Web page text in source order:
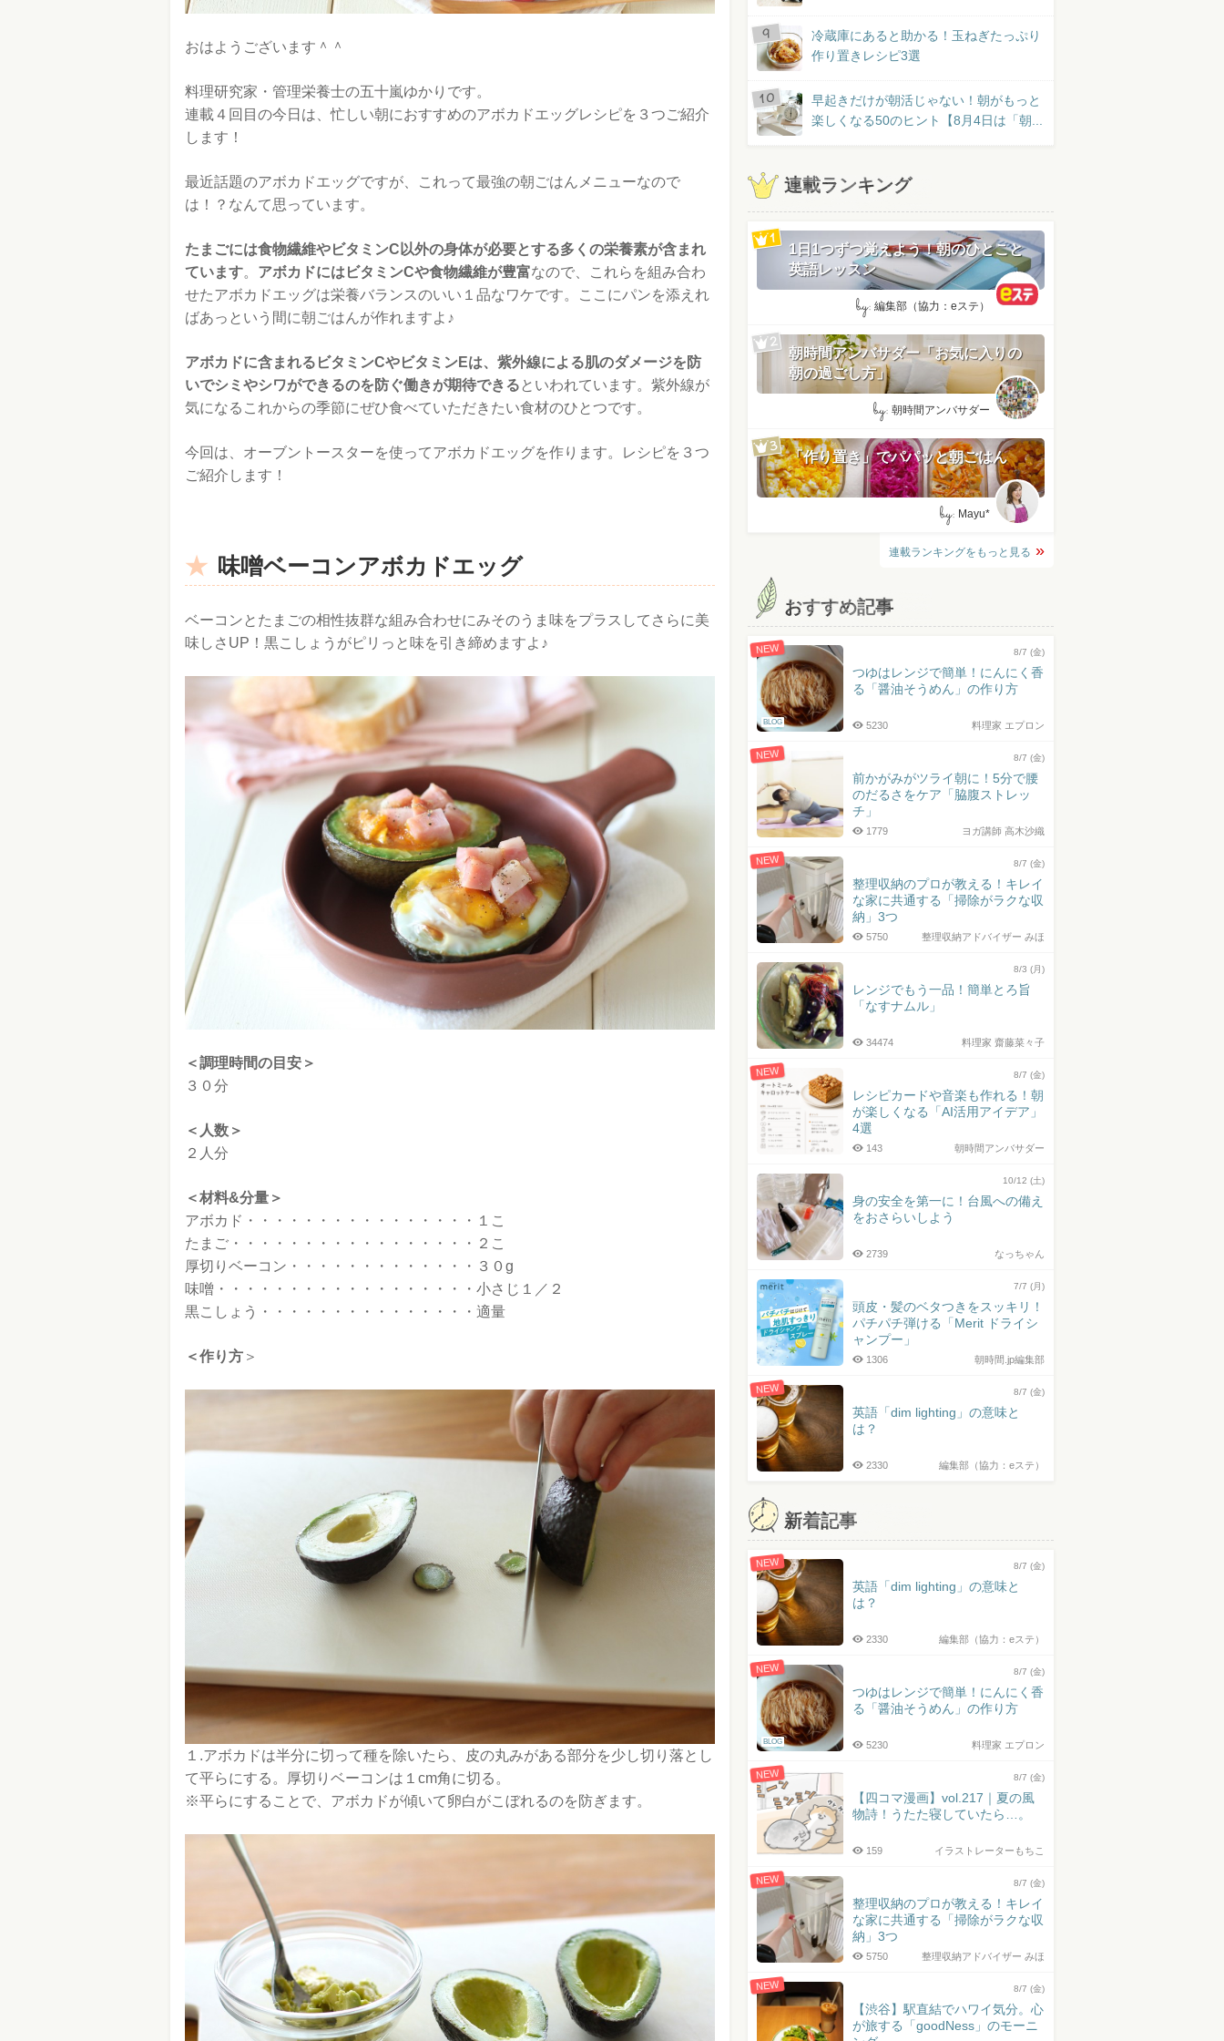
おはようございます＾＾
料理研究家・管理栄養士の五十嵐ゆかりです。
連載４回目の今日は、忙しい朝におすすめのアボカドエッグレシピを３つご紹介
します！
最近話題のアボカドエッグですが、これって最強の朝ごはんメニューなので
は！？なんて思っています。
たまごには食物繊維やビタミンC以外の身体が必要とする多くの栄養素が含まれ
ています。 アボカドにはビタミンCや食物繊維が豊富なので、これらを組み合わ
せたアボカドエッグは栄養バランスのいい１品なワケです。ここにパンを添えれ
ばあっという間に朝ごはんが作れますよ♪
アボカドに含まれるビタミンCやビタミンEは、紫外線による肌のダメージを防
いでシミやシワができるのを防ぐ働きが期待できる といわれています。紫外線が
気になるこれからの季節にぜひ食べていただきたい食材のひとつです。
今回は、オーブントースターを使ってアボカドエッグを作ります。レシピを３つ
ご紹介します！
味噌ベーコンアボカドエッグ
ベーコンとたまごの相性抜群な組み合わせにみそのうま味をプラスしてさらに美
味しさUP！黒こしょうがピリっと味を引き締めますよ♪
＜調理時間の目安＞
３０分
＜人数＞
２人分
＜材料&分量＞
アボカド・・・・・・・・・・・・・・・・１こ
たまご・・・・・・・・・・・・・・・・・２こ
厚切りベーコン・・・・・・・・・・・・・３０g
味噌・・・・・・・・・・・・・・・・・・小さじ１／２
黒こしょう・・・・・・・・・・・・・・・適量
＜作り方 ＞
１.アボカドは半分に切って種を除いたら、皮の丸みがある部分を少し切り落とし
て平らにする。厚切りベーコンは１cm角に切る。
※平らにすることで、アボカドが傾いて卵白がこぼれるのを防ぎます。
冷蔵庫にあると助かる！玉ねぎたっぷり
作り置きレシピ3選
早起きだけが朝活じゃない！朝がもっと
楽しくなる50のヒント【8月4日は「朝...
連載ランキング
1日1つずつ覚えよう！朝のひとこと
英語レッスン
by: 編集部（協力：eステ）
朝時間アンバサダー「お気に入りの
朝の過ごし方」
by: 朝時間アンバサダー
「作り置き」でパパッと朝ごはん
by: Mayu*
連載ランキングをもっと見る
おすすめ記事
NEW
BLOG
8/7 (金)
つゆはレンジで簡単！にんにく香
る「醤油そうめん」の作り方
料理家 エプロン
5230
NEW 8/7 (金)
前かがみがツライ朝に！5分で腰
のだるさをケア「脇腹ストレッ
チ」
ヨガ講師 高木沙織
1779
NEW 8/7 (金)
整理収納のプロが教える！キレイ
な家に共通する「掃除がラクな収
納」3つ
整理収納アドバイザー みほ
5750
8/3 (月)
レンジでもう一品！簡単とろ旨
「なすナムル」
料理家 齋藤菜々子
34474
NEW 8/7 (金)
レシピカードや音楽も作れる！朝
が楽しくなる「AI活用アイデア」
4選
朝時間アンバサダー
143
10/12 (土)
身の安全を第一に！台風への備え
をおさらいしよう
なっちゃん
2739
7/7 (月)
頭皮・髪のベタつきをスッキリ！
パチパチ弾ける「Merit ドライシ
ャンプー」
朝時間.jp編集部
1306
NEW 8/7 (金)
英語「dim lighting」の意味と
は？
編集部（協力：eステ）
2330
新着記事
NEW 8/7 (金)
英語「dim lighting」の意味と
は？
編集部（協力：eステ）
2330
NEW
BLOG
8/7 (金)
つゆはレンジで簡単！にんにく香
る「醤油そうめん」の作り方
料理家 エプロン
5230
NEW 8/7 (金)
【四コマ漫画】vol.217｜夏の風
物詩！うたた寝していたら…。
イラストレーターもちこ
159
NEW 8/7 (金)
整理収納のプロが教える！キレイ
な家に共通する「掃除がラクな収
納」3つ
整理収納アドバイザー みほ
5750
NEW 8/7 (金)
【渋谷】駅直結でハワイ気分。心
が旅する「goodNess」のモーニ